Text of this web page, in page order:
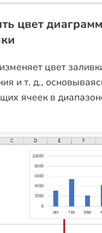
цвет
цвет
и т. д.,
ячеек в